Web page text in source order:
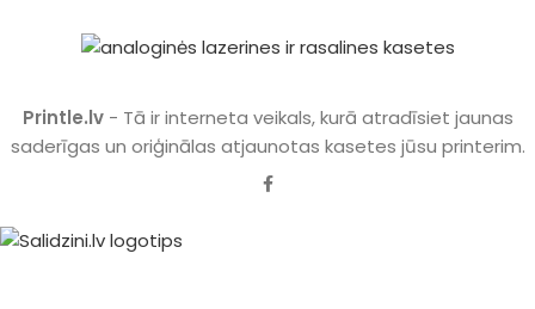
Printle.lv - Tā ir interneta veikals, kurā atradīsiet jaunas
saderīgas un oriģinālas atjaunotas kasetes jūsu printerim.